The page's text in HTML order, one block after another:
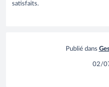
satisfaits.
Publié dans
02/